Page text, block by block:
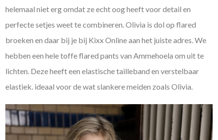
helemaal niet erg omdat ze echt oog heeft voor detail en
perfecte setjes weet te combineren. Olivia is dol op flared
broeken en daar bij je bij Kixx Online aan het juiste adres. We
hebben een hele toffe flared pants van Ammehoela om uit te
lichten. Deze heeft een elastische tailleband en verstelbaar
elastiek. ideaal voor de wat slankere meiden zoals Olivia.